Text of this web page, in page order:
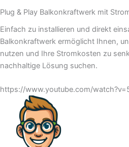
Plug & Play Balkonkraftwerk mit
Einfach zu installieren und direkt
Balkonkraftwerk ermöglicht Ihnen,
nutzen und Ihre Stromkosten zu
nachhaltige Lösung suchen.
https://www.youtube.com/